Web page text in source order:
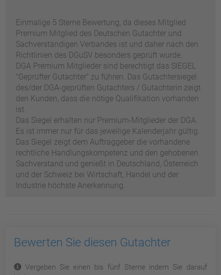
Einmalige 5 Sterne Bewertung, da dieses Mitglied
Premium Mitglied des Deutschen Gutachter und
Sachverständigen Verbandes ist und daher nach den
Richtlinien des DGuSV besonders geprüft wurde.
DGA Premium Mitglieder sind berechtigt das SIEGEL
"Geprüfter Gutachter" zu führen. Das Gutachtersiegel
des/der DGA-geprüften Gutachters / Gutachterin zeigt
den Kunden, dass die nötige Qualifikation vorhanden
ist.
Das Siegel erhalten nur Premium-Mitglieder der DGA.
Es ist immer nur für das jeweilige Kalenderjahr gültig.
Das Siegel zeigt dem Auftraggeber die vorhandene
rechtliche Handlungskompetenz und den gehobenen
Sachverstand und genießt in Deutschland, Österreich
und der Schweiz bei Wirtschaft, Handel und der
Industrie höchste Anerkennung.
Bewerten Sie diesen Gutachter
Vergeben Sie einen bis fünf Sterne indem Sie darauf